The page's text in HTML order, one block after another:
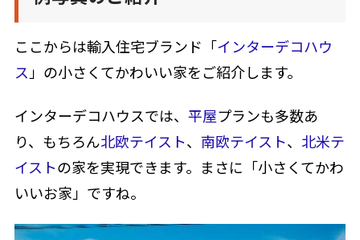
ここからは輸入住宅ブランド「インターデコハウ
ス 」の小さくてかわいい家をご紹介します。
インターデコハウスでは、 平屋プランも多数あ
り、もちろん北欧テイスト、 南欧テイスト、 北米テ
イストの家を実現できます。まさに「小さくてかわ
いいお家」ですね。